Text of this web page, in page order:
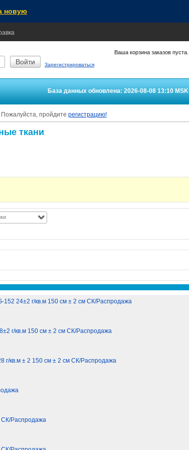
новую
Зарегистрироваться
Ваша корзина заказов пуста.
База данных обновлена: 2026-08-08 13:10 MSK
пройдите регистрацию!
ткани
152 24±2 г/кв.м 150 см ± 2 см СК/Распродажа
г/кв.м 150 см ± 2 см СК/Распродажа
г/кв.м ± 2 150 см ± 2 см СК/Распродажа
СК/Распродажа